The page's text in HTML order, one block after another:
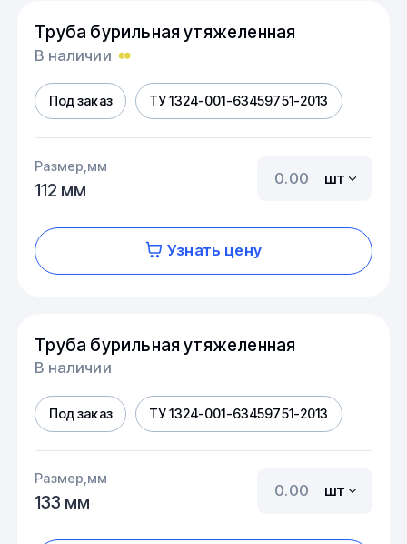
Труба бурильная утяжеленная
В наличии
Под заказ ТУ 1324-001-63459751-2013
Размер,мм
112 мм
шт
Узнать цену
Труба бурильная утяжеленная
В наличии
Под заказ ТУ 1324-001-63459751-2013
Размер,мм
133 мм
шт